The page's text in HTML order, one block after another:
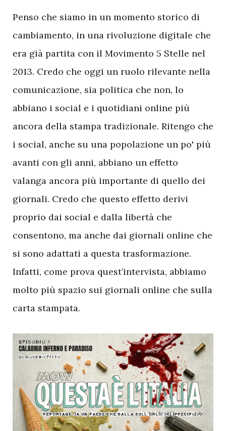
Penso che siamo in un momento storico di
cambiamento, in una rivoluzione digitale che
era già partita con il Movimento 5 Stelle nel
2013. Credo che oggi un ruolo rilevante nella
comunicazione, sia politica che non, lo
abbiano i social e i quotidiani online più
ancora della stampa tradizionale. Ritengo che
i social, anche su una popolazione un po' più
avanti con gli anni, abbiano un effetto
valanga ancora più importante di quello dei
giornali. Credo che questo effetto derivi
proprio dai social e dalla libertà che
consentono, ma anche dai giornali online che
si sono adattati a questa trasformazione.
Infatti, come prova quest’intervista, abbiamo
molto più spazio sui giornali online che sulla
carta stampata.